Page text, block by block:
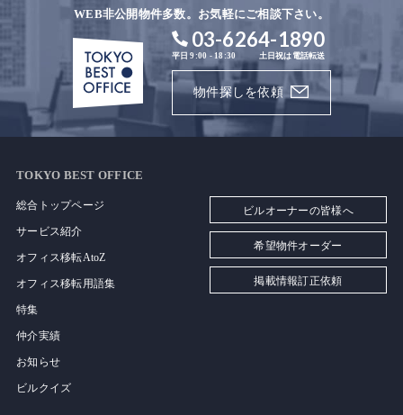
WEB非公開物件多数。お気軽にご相談下さい。
03-6264-1890
平日 9:00 - 18:30 土日祝は電話転送
物件探しを依頼
TOKYO BEST OFFICE
総合トップページ
サービス紹介
オフィス移転AtoZ
オフィス移転用語集
特集
仲介実績
お知らせ
ビルクイズ
ビルオーナーの皆様へ
希望物件オーダー
掲載情報訂正依頼